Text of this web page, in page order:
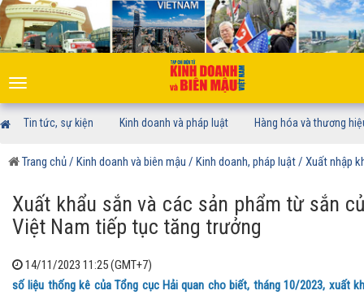
Toggle
navigation
Tin tức, sự kiện Kinh doanh và pháp luật Hàng hóa và thương
Trang chủ/ Kinh doanh và biên mậu / Kinh doanh, pháp luật/ Xuất nhập
Xuất khẩu sắn và các sản phẩm từ sắn
Việt Nam tiếp tục tăng trưởng
14/11/2023 11:25 (GMT+7)
số liệu thống kê của Tổng cục Hải quan cho biết, tháng 10/2023, xuất